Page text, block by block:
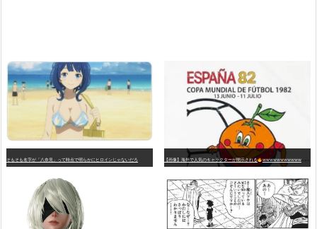
そもそも名字が「八奈見」って時点で明らかにヒロインじゃないだろ 【画像】海外で人気のキャラクターが開示される wwwwwwwwwwwwwwwwwwwwwwwwwwwwwwwwwwwwwwwwwwwwwwwww